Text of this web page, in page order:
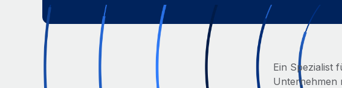
Ein Spezialist
Unternehmen